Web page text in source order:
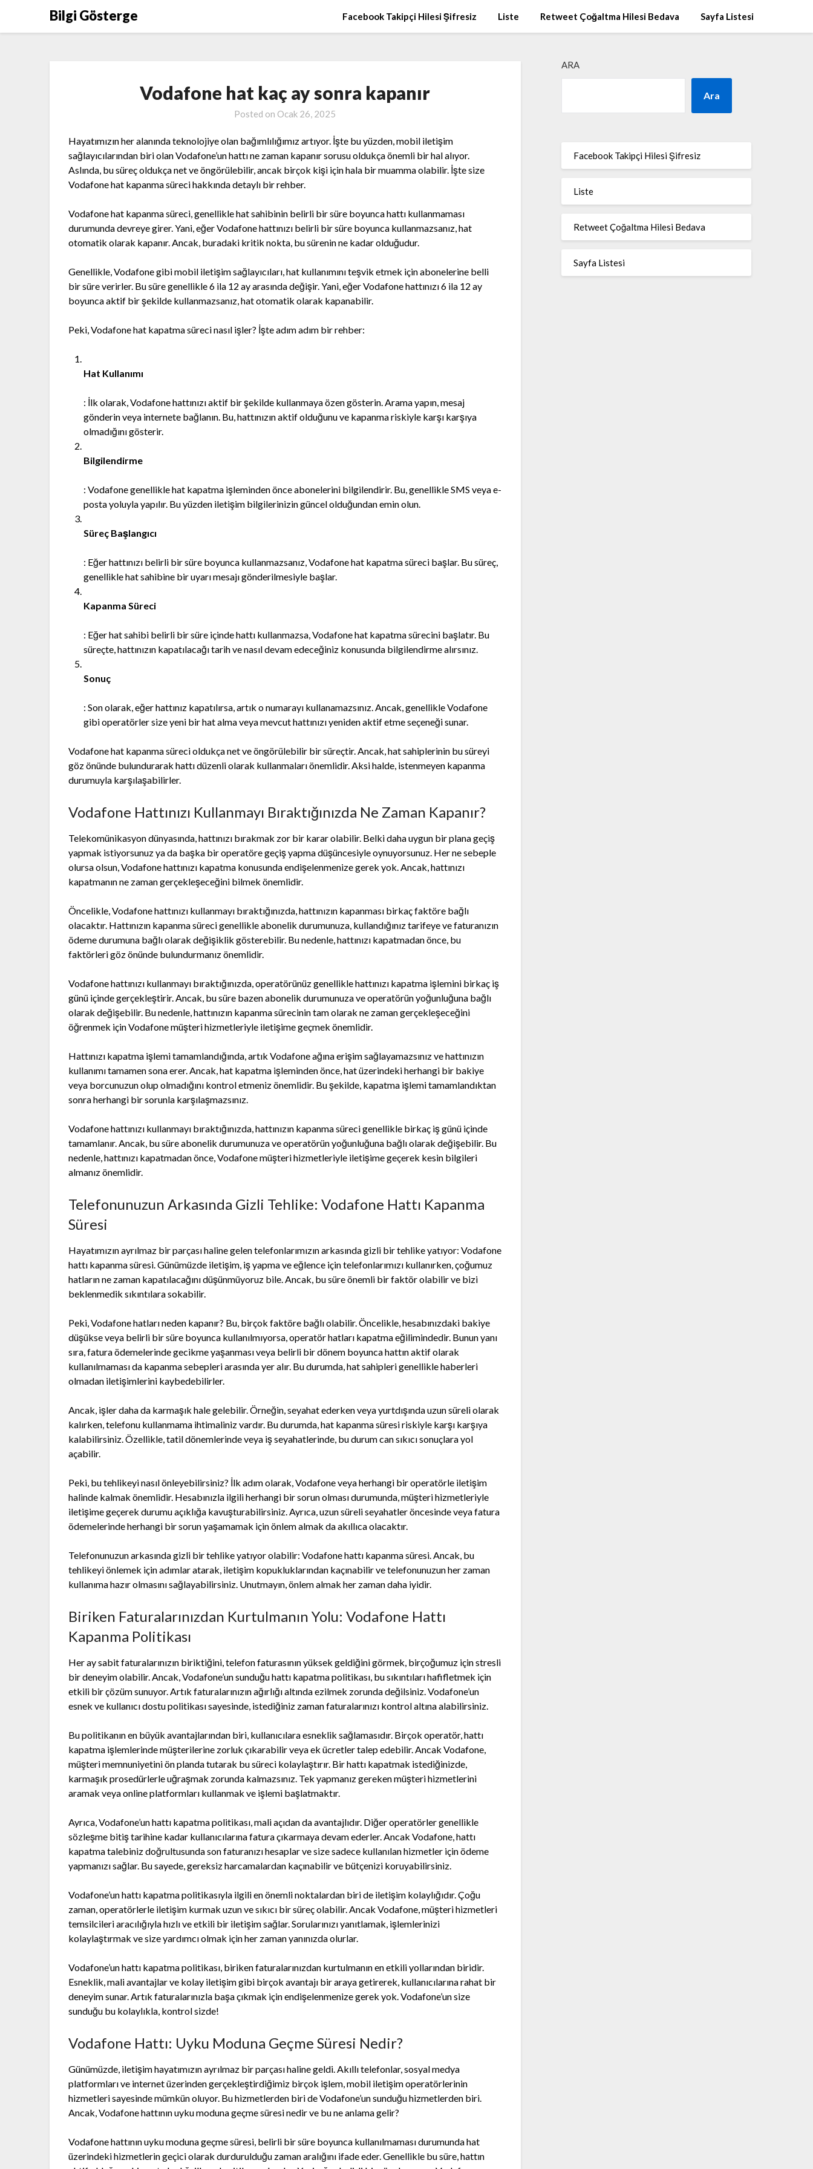
Bilgi Gösterge Facebook Takipçi Hilesi Şifresiz Liste Retweet Çoğaltma Hilesi Bedava Sayfa Listesi
Vodafone hat kaç ay sonra kapanır
Posted on Ocak 26, 2025
Hayatımızın her alanında teknolojiye olan bağımlılığımız artıyor. İşte bu yüzden, mobil iletişim
sağlayıcılarından biri olan Vodafone’un hattı ne zaman kapanır sorusu oldukça önemli bir hal alıyor.
Aslında, bu süreç oldukça net ve öngörülebilir, ancak birçok kişi için hala bir muamma olabilir. İşte size
Vodafone hat kapanma süreci hakkında detaylı bir rehber.
Vodafone hat kapanma süreci, genellikle hat sahibinin belirli bir süre boyunca hattı kullanmaması
durumunda devreye girer. Yani, eğer Vodafone hattınızı belirli bir süre boyunca kullanmazsanız, hat
otomatik olarak kapanır. Ancak, buradaki kritik nokta, bu sürenin ne kadar olduğudur.
Genellikle, Vodafone gibi mobil iletişim sağlayıcıları, hat kullanımını teşvik etmek için abonelerine belli
bir süre verirler. Bu süre genellikle 6 ila 12 ay arasında değişir. Yani, eğer Vodafone hattınızı 6 ila 12 ay
boyunca aktif bir şekilde kullanmazsanız, hat otomatik olarak kapanabilir.
Peki, Vodafone hat kapatma süreci nasıl işler? İşte adım adım bir rehber:
Hat Kullanımı
: İlk olarak, Vodafone hattınızı aktif bir şekilde kullanmaya özen gösterin. Arama yapın, mesaj
gönderin veya internete bağlanın. Bu, hattınızın aktif olduğunu ve kapanma riskiyle karşı karşıya
olmadığını gösterir.
Bilgilendirme
: Vodafone genellikle hat kapatma işleminden önce abonelerini bilgilendirir. Bu, genellikle SMS veya e-
posta yoluyla yapılır. Bu yüzden iletişim bilgilerinizin güncel olduğundan emin olun.
Süreç Başlangıcı
: Eğer hattınızı belirli bir süre boyunca kullanmazsanız, Vodafone hat kapatma süreci başlar. Bu süreç,
genellikle hat sahibine bir uyarı mesajı gönderilmesiyle başlar.
Kapanma Süreci
: Eğer hat sahibi belirli bir süre içinde hattı kullanmazsa, Vodafone hat kapatma sürecini başlatır. Bu
süreçte, hattınızın kapatılacağı tarih ve nasıl devam edeceğiniz konusunda bilgilendirme alırsınız.
Sonuç
: Son olarak, eğer hattınız kapatılırsa, artık o numarayı kullanamazsınız. Ancak, genellikle Vodafone
gibi operatörler size yeni bir hat alma veya mevcut hattınızı yeniden aktif etme seçeneği sunar.
Vodafone hat kapanma süreci oldukça net ve öngörülebilir bir süreçtir. Ancak, hat sahiplerinin bu süreyi
göz önünde bulundurarak hattı düzenli olarak kullanmaları önemlidir. Aksi halde, istenmeyen kapanma
durumuyla karşılaşabilirler.
Vodafone Hattınızı Kullanmayı Bıraktığınızda Ne Zaman Kapanır?
Telekomünikasyon dünyasında, hattınızı bırakmak zor bir karar olabilir. Belki daha uygun bir plana geçiş
yapmak istiyorsunuz ya da başka bir operatöre geçiş yapma düşüncesiyle oynuyorsunuz. Her ne sebeple
olursa olsun, Vodafone hattınızı kapatma konusunda endişelenmenize gerek yok. Ancak, hattınızı
kapatmanın ne zaman gerçekleşeceğini bilmek önemlidir.
Öncelikle, Vodafone hattınızı kullanmayı bıraktığınızda, hattınızın kapanması birkaç faktöre bağlı
olacaktır. Hattınızın kapanma süreci genellikle abonelik durumunuza, kullandığınız tarifeye ve faturanızın
ödeme durumuna bağlı olarak değişiklik gösterebilir. Bu nedenle, hattınızı kapatmadan önce, bu
faktörleri göz önünde bulundurmanız önemlidir.
Vodafone hattınızı kullanmayı bıraktığınızda, operatörünüz genellikle hattınızı kapatma işlemini birkaç iş
günü içinde gerçekleştirir. Ancak, bu süre bazen abonelik durumunuza ve operatörün yoğunluğuna bağlı
olarak değişebilir. Bu nedenle, hattınızın kapanma sürecinin tam olarak ne zaman gerçekleşeceğini
öğrenmek için Vodafone müşteri hizmetleriyle iletişime geçmek önemlidir.
Hattınızı kapatma işlemi tamamlandığında, artık Vodafone ağına erişim sağlayamazsınız ve hattınızın
kullanımı tamamen sona erer. Ancak, hat kapatma işleminden önce, hat üzerindeki herhangi bir bakiye
veya borcunuzun olup olmadığını kontrol etmeniz önemlidir. Bu şekilde, kapatma işlemi tamamlandıktan
sonra herhangi bir sorunla karşılaşmazsınız.
Vodafone hattınızı kullanmayı bıraktığınızda, hattınızın kapanma süreci genellikle birkaç iş günü içinde
tamamlanır. Ancak, bu süre abonelik durumunuza ve operatörün yoğunluğuna bağlı olarak değişebilir. Bu
nedenle, hattınızı kapatmadan önce, Vodafone müşteri hizmetleriyle iletişime geçerek kesin bilgileri
almanız önemlidir.
Telefonunuzun Arkasında Gizli Tehlike: Vodafone Hattı Kapanma
Süresi
Hayatımızın ayrılmaz bir parçası haline gelen telefonlarımızın arkasında gizli bir tehlike yatıyor: Vodafone
hattı kapanma süresi. Günümüzde iletişim, iş yapma ve eğlence için telefonlarımızı kullanırken, çoğumuz
hatların ne zaman kapatılacağını düşünmüyoruz bile. Ancak, bu süre önemli bir faktör olabilir ve bizi
beklenmedik sıkıntılara sokabilir.
Peki, Vodafone hatları neden kapanır? Bu, birçok faktöre bağlı olabilir. Öncelikle, hesabınızdaki bakiye
düşükse veya belirli bir süre boyunca kullanılmıyorsa, operatör hatları kapatma eğilimindedir. Bunun yanı
sıra, fatura ödemelerinde gecikme yaşanması veya belirli bir dönem boyunca hattın aktif olarak
kullanılmaması da kapanma sebepleri arasında yer alır. Bu durumda, hat sahipleri genellikle haberleri
olmadan iletişimlerini kaybedebilirler.
Ancak, işler daha da karmaşık hale gelebilir. Örneğin, seyahat ederken veya yurtdışında uzun süreli olarak
kalırken, telefonu kullanmama ihtimaliniz vardır. Bu durumda, hat kapanma süresi riskiyle karşı karşıya
kalabilirsiniz. Özellikle, tatil dönemlerinde veya iş seyahatlerinde, bu durum can sıkıcı sonuçlara yol
açabilir.
Peki, bu tehlikeyi nasıl önleyebilirsiniz? İlk adım olarak, Vodafone veya herhangi bir operatörle iletişim
halinde kalmak önemlidir. Hesabınızla ilgili herhangi bir sorun olması durumunda, müşteri hizmetleriyle
iletişime geçerek durumu açıklığa kavuşturabilirsiniz. Ayrıca, uzun süreli seyahatler öncesinde veya fatura
ödemelerinde herhangi bir sorun yaşamamak için önlem almak da akıllıca olacaktır.
Telefonunuzun arkasında gizli bir tehlike yatıyor olabilir: Vodafone hattı kapanma süresi. Ancak, bu
tehlikeyi önlemek için adımlar atarak, iletişim kopukluklarından kaçınabilir ve telefonunuzun her zaman
kullanıma hazır olmasını sağlayabilirsiniz. Unutmayın, önlem almak her zaman daha iyidir.
Biriken Faturalarınızdan Kurtulmanın Yolu: Vodafone Hattı
Kapanma Politikası
Her ay sabit faturalarınızın biriktiğini, telefon faturasının yüksek geldiğini görmek, birçoğumuz için stresli
bir deneyim olabilir. Ancak, Vodafone’un sunduğu hattı kapatma politikası, bu sıkıntıları hafifletmek için
etkili bir çözüm sunuyor. Artık faturalarınızın ağırlığı altında ezilmek zorunda değilsiniz. Vodafone’un
esnek ve kullanıcı dostu politikası sayesinde, istediğiniz zaman faturalarınızı kontrol altına alabilirsiniz.
Bu politikanın en büyük avantajlarından biri, kullanıcılara esneklik sağlamasıdır. Birçok operatör, hattı
kapatma işlemlerinde müşterilerine zorluk çıkarabilir veya ek ücretler talep edebilir. Ancak Vodafone,
müşteri memnuniyetini ön planda tutarak bu süreci kolaylaştırır. Bir hattı kapatmak istediğinizde,
karmaşık prosedürlerle uğraşmak zorunda kalmazsınız. Tek yapmanız gereken müşteri hizmetlerini
aramak veya online platformları kullanmak ve işlemi başlatmaktır.
Ayrıca, Vodafone’un hattı kapatma politikası, mali açıdan da avantajlıdır. Diğer operatörler genellikle
sözleşme bitiş tarihine kadar kullanıcılarına fatura çıkarmaya devam ederler. Ancak Vodafone, hattı
kapatma talebiniz doğrultusunda son faturanızı hesaplar ve size sadece kullanılan hizmetler için ödeme
yapmanızı sağlar. Bu sayede, gereksiz harcamalardan kaçınabilir ve bütçenizi koruyabilirsiniz.
Vodafone’un hattı kapatma politikasıyla ilgili en önemli noktalardan biri de iletişim kolaylığıdır. Çoğu
zaman, operatörlerle iletişim kurmak uzun ve sıkıcı bir süreç olabilir. Ancak Vodafone, müşteri hizmetleri
temsilcileri aracılığıyla hızlı ve etkili bir iletişim sağlar. Sorularınızı yanıtlamak, işlemlerinizi
kolaylaştırmak ve size yardımcı olmak için her zaman yanınızda olurlar.
Vodafone’un hattı kapatma politikası, biriken faturalarınızdan kurtulmanın en etkili yollarından biridir.
Esneklik, mali avantajlar ve kolay iletişim gibi birçok avantajı bir araya getirerek, kullanıcılarına rahat bir
deneyim sunar. Artık faturalarınızla başa çıkmak için endişelenmenize gerek yok. Vodafone’un size
sunduğu bu kolaylıkla, kontrol sizde!
Vodafone Hattı: Uyku Moduna Geçme Süresi Nedir?
Günümüzde, iletişim hayatımızın ayrılmaz bir parçası haline geldi. Akıllı telefonlar, sosyal medya
platformları ve internet üzerinden gerçekleştirdiğimiz birçok işlem, mobil iletişim operatörlerinin
hizmetleri sayesinde mümkün oluyor. Bu hizmetlerden biri de Vodafone’un sunduğu hizmetlerden biri.
Ancak, Vodafone hattının uyku moduna geçme süresi nedir ve bu ne anlama gelir?
Vodafone hattının uyku moduna geçme süresi, belirli bir süre boyunca kullanılmaması durumunda hat
üzerindeki hizmetlerin geçici olarak durdurulduğu zaman aralığını ifade eder. Genellikle bu süre, hattın
ARA
Ara
Facebook Takipçi Hilesi Şifresiz
Liste
Retweet Çoğaltma Hilesi Bedava
Sayfa Listesi